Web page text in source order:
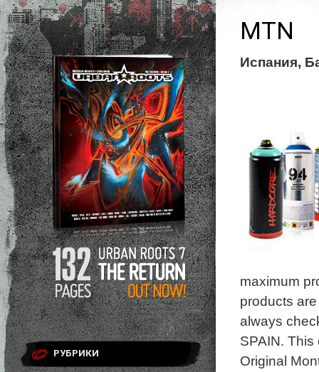
РУБРИКИ
MTN
Испания,
maximum
products
always
SPAIN.
Original